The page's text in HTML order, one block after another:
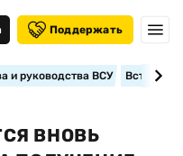
Поддержать
и руководства ВСУ
ВНОВЬ